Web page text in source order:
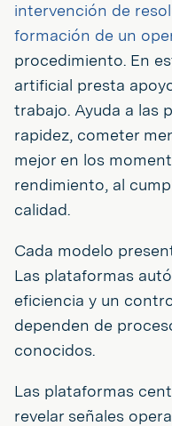
intervención de
formación de un
procedimiento. En
artificial presta
trabajo. Ayuda a las
rapidez, cometer
mejor en los
rendimiento, al
calidad.
Cada modelo
Las plataformas
eficiencia y un
dependen de
conocidos.
Las plataformas
revelar señales